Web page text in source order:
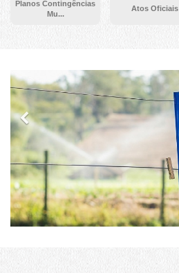
Planos Contingências
Mu...
Atos Oficiais
Previous